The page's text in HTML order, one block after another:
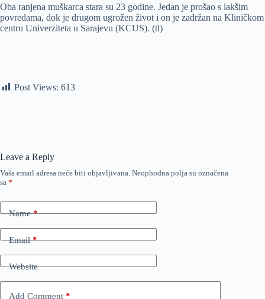
Oba ranjena muškarca stara su 23 godine. Jedan je prošao s lakšim
povredama, dok je drugom ugrožen život i on je zadržan na Kliničkom
centru Univerziteta u Sarajevu (KCUS). (tl)
Post Views: 613
Leave a Reply
Vaša email adresa neće biti objavljivana. Neophodna polja su označena
sa *
Name*
Email*
Website
Add Comment *